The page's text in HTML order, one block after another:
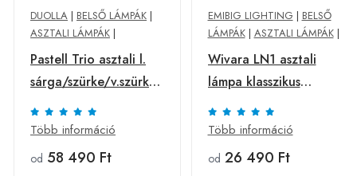
DUOLLA | BELSŐ LÁMPÁK |
ASZTALI LÁMPÁK |
Pastell Trio asztali l.
sárga/szürke/v.szürke
50cm
Több információ
od 58 490 Ft
EMIBIG LIGHTING | BELSŐ
LÁMPÁK| ASZTALI LÁMPÁK|
Wivara LN1 asztali
lámpa klasszikus
design, arany
Több információ
od 26 490 Ft